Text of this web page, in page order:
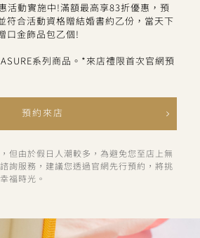
活動實施中!滿額最高享83折優惠，預
符合活動資格贈結婚書約乙份，當天下
口金飾品包乙個!
系列商品。*來店禮限首次官網預
預約來店
但由於假日人潮較多，為避免您至店上無
詢服務，建議您透過官網先行預約，將挑
福時光。